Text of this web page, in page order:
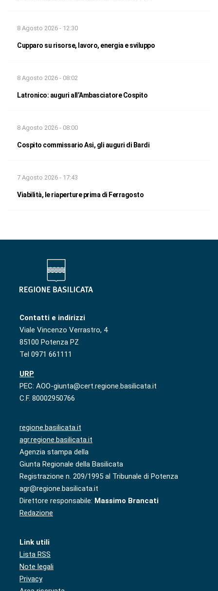
8 Agosto 2026 - 12:30
Cupparo su risorse, lavoro, energia e sviluppo
8 Agosto 2026 - 08:02
Latronico: auguri all’Ambasciatore Cospito
8 Agosto 2026 - 08:00
Cospito commissario Asi, gli auguri di Bardi
7 Agosto 2026 - 17:43
Viabilità, le riaperture prima di Ferragosto
Contatti e indirizzi
Viale Vincenzo Verrastro, 4
85100 Potenza PZ
Tel 0971 661111
URP
PEC: AOO-giunta@cert.regione.basilicata.it
C.F. 80002950766
regione.basilicata.it
agr.regione.basilicata.it
Agenzia stampa della
Giunta Regionale della Basilicata
Registrazione n. 209/1995 al Tribunale di Potenza
agr@regione.basilicata.it
Direttore responsabile: Massimo Brancati
Redazione
Link utili
Lista RSS
Note legali
Privacy